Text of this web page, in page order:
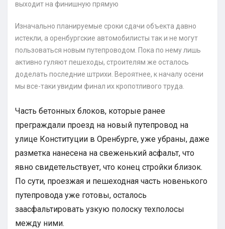
Изначально планируемые сроки сдачи объекта давно
истекли, а оренбургские автомобилисты так и не могут
пользоваться новым путепроводом. Пока по нему лишь
активно гуляют пешеходы, строителям же осталось
доделать последние штрихи. Вероятнее, к началу осени
мы все-таки увидим финал их кропотливого труда.
Часть бетонных блоков, которые ранее
преграждали проезд на новый путепровод на
улице Конституции в Оренбурге, уже убраны, даже
разметка нанесена на свеженький асфальт, что
явно свидетельствует, что конец стройки близок.
По сути, проезжая и пешеходная часть новенького
путепровода уже готовы, осталось
заасфальтировать узкую полоску техполосы
между ними.